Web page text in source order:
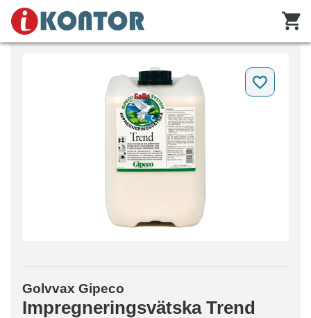
Golvvax Gipeco
Impregneringsvätska Trend